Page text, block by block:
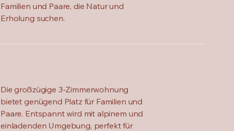
Familien und Paare, die Natur und
Erholung suchen.
Die großzügige 3-Zimmerwohnung
bietet genügend Platz für Familien und
Paare. Entspannt wird mit alpinem und
einladenden Umgebung, perfekt für